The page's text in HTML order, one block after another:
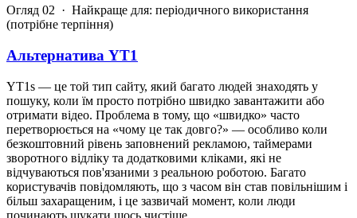
Огляд 02 · Найкраще для: періодичного використання
(потрібне терпіння)
Альтернатива YT1
YT1s — це той тип сайту, який багато людей знаходять у
пошуку, коли їм просто потрібно швидко завантажити або
отримати відео. Проблема в тому, що «швидко» часто
перетворюється на «чому це так довго?» — особливо коли
безкоштовний рівень заповнений рекламою, таймерами
зворотного відліку та додатковими кліками, які не
відчуваються пов'язаними з реальною роботою. Багато
користувачів повідомляють, що з часом він став повільнішим і
більш захаращеним, і це зазвичай момент, коли люди
починають шукати щось чистіше.